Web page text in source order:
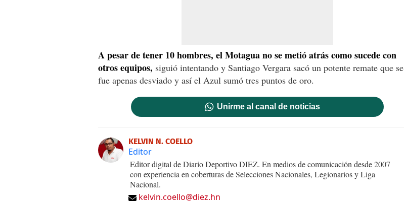
A pesar de tener 10 hombres, el Motagua no se metió atrás como sucede con
otros equipos, siguió intentando y Santiago Vergara sacó un potente remate que se
fue apenas desviado y así el Azul sumó tres puntos de oro.
Unirme al canal de noticias
KELVIN N. COELLO
Editor
Editor digital de Diario Deportivo DIEZ. En medios de comunicación desde 2007
con experiencia en coberturas de Selecciones Nacionales, Legionarios y Liga
Nacional.
kelvin.coello@diez.hn